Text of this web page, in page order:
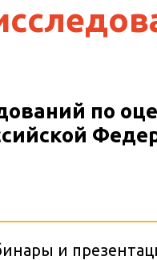
по
и